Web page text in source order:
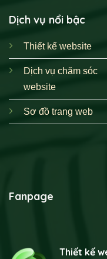
Dịch vụ nổi bậc
Thiết kế website
Dịch vụ chăm sóc
website
Sơ đồ trang web
Fanpage
Thiết kế